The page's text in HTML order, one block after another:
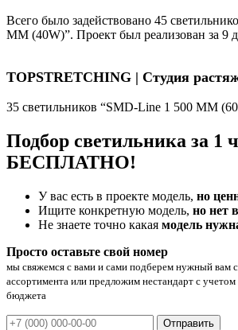
Всего было задействовано 45
ММ (40W)”. Проект был реализован за 9
TOPSTRETCHING | Студия
35 светильников “SMD-Line 1 500 ММ
Подбор светильника за 1
БЕСПЛАТНО!
У вас есть в проекте модель, но
Ищите конкретную модель, но нет
Не знаете точно какая модель
Просто оставьте свой номер
мы свяжемся с вами и сами подберем нужный вам
ассортимента или предложим нестандарт с
бюджета
Отправить